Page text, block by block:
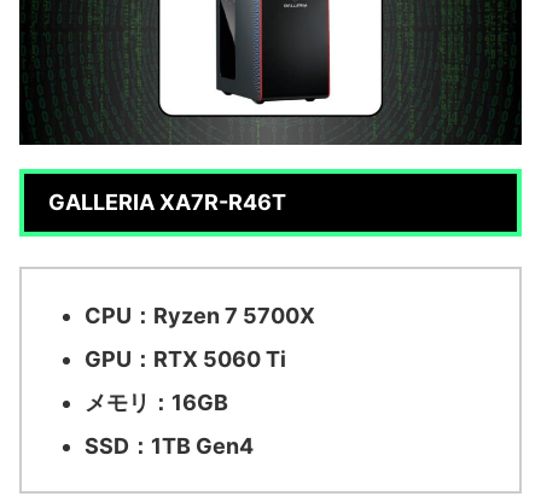
GALLERIA XA7R-R46T
CPU：Ryzen 7 5700X
GPU：RTX 5060 Ti
メモリ：16GB
SSD：1TB Gen4